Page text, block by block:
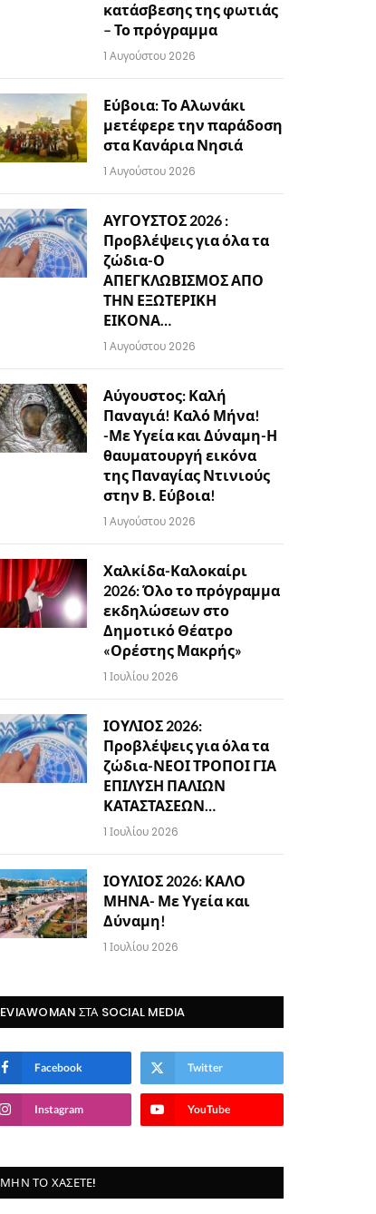
κατάσβεσης της φωτιάς
– Το πρόγραμμα
1 Αυγούστου 2026
Εύβοια: Το Αλωνάκι
μετέφερε την παράδοση
στα Κανάρια Νησιά
1 Αυγούστου 2026
ΑΥΓΟΥΣΤΟΣ 2026 :
Προβλέψεις για όλα τα
ζώδια-Ο
ΑΠΕΓΚΛΩΒΙΣΜΟΣ ΑΠΟ
ΤΗΝ ΕΞΩΤΕΡΙΚΗ
ΕΙΚΟΝΑ…
1 Αυγούστου 2026
Αύγουστος: Καλή
Παναγιά! Καλό Μήνα!
-Με Υγεία και Δύναμη-Η
θαυματουργή εικόνα
της Παναγίας Ντινιούς
στην Β. Εύβοια!
1 Αυγούστου 2026
Χαλκίδα-Καλοκαίρι
2026: Όλο το πρόγραμμα
εκδηλώσεων στο
Δημοτικό Θέατρο
«Ορέστης Μακρής»
1 Ιουλίου 2026
ΙΟΥΛΙΟΣ 2026:
Προβλέψεις για όλα τα
ζώδια-ΝΕΟΙ ΤΡΟΠΟΙ ΓΙΑ
ΕΠΙΛΥΣΗ ΠΑΛΙΩΝ
ΚΑΤΑΣΤΑΣΕΩΝ…
1 Ιουλίου 2026
ΙΟΥΛΙΟΣ 2026: ΚΑΛΟ
ΜΗΝΑ- Με Υγεία και
Δύναμη!
1 Ιουλίου 2026
EVIAWOMAN ΣΤΑ SOCIAL MEDIA
Facebook Twitter
Instagram YouTube
ΜΗΝ ΤΟ ΧΆΣΕΤΕ!